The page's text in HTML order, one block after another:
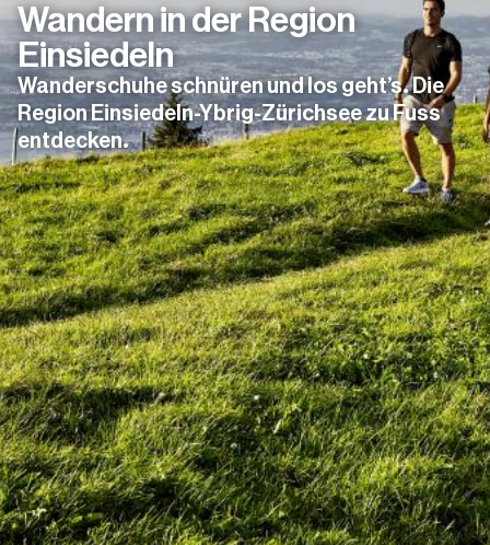
Wandern in der Region
Einsiedeln
Wanderschuhe schnüren und los geht’s. Die
Region Einsiedeln-Ybrig-Zürichsee zu Fuss
entdecken.